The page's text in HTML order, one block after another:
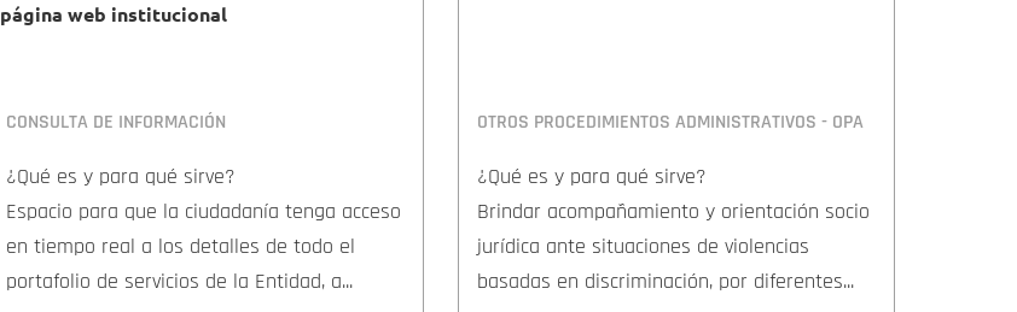
página web institucional
CONSULTA DE INFORMACIÓN
¿Qué es y para qué sirve?
Espacio para que la ciudadanía tenga acceso
en tiempo real a los detalles de todo el
portafolio de servicios de la Entidad, a...
OTROS PROCEDIMIENTOS ADMINISTRATIVOS - OPA
¿Qué es y para qué sirve?
Brindar acompañamiento y orientación socio
jurídica ante situaciones de violencias
basadas en discriminación, por diferentes...